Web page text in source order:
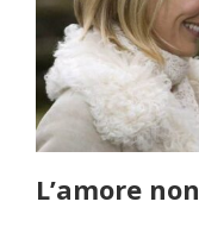
L’amore